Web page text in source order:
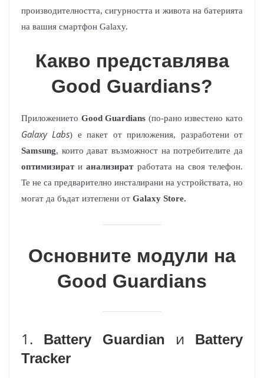
производителността, сигурността и живота на батерията
на вашия смартфон Galaxy.
Какво представлява
Good Guardians?
Приложението Good Guardians (по-рано известено като
Galaxy Labs) е пакет от приложения, разработени от
Samsung, които дават възможност на потребителите да
оптимизиратианализират работата на своя телефон.
Те не са предварително инсталирани на устройствата, но
могат да бъдат изтеглени от Galaxy Store.
Основните модули на
Good Guardians
1. Battery Guardian и
Battery
Tracker